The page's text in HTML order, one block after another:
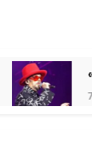
«Tu Dis
7 Jours Ago